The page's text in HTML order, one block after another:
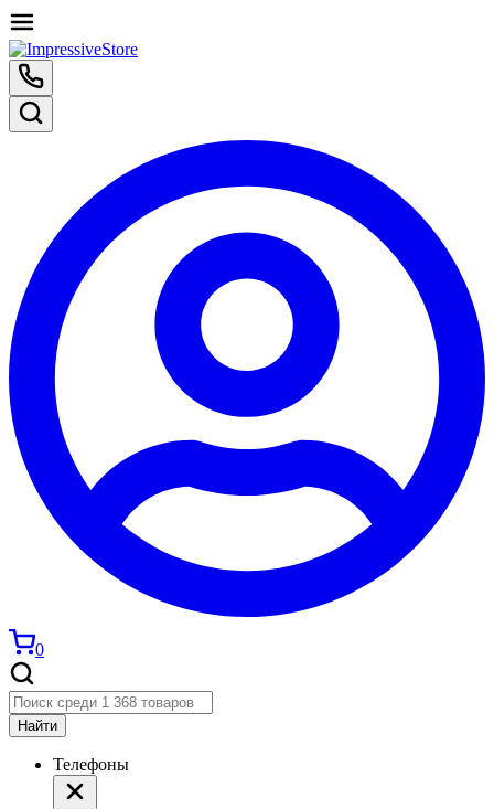
0
Найти
Телефоны